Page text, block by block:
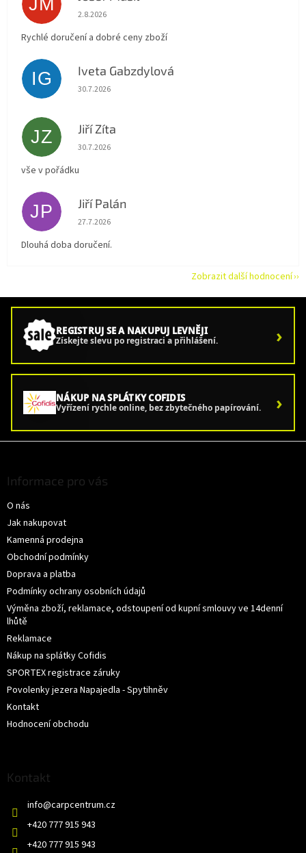
JM Hodnocení obchodu je 5 z 5 hvězdiček.
2.8.2026
Rychlé doručení a dobré ceny zboží
IG Iveta Gabzdylová
Hodnocení obchodu je 5 z 5 hvězdiček.
30.7.2026
JZ Jiří Zíta
Hodnocení obchodu je 5 z 5 hvězdiček.
30.7.2026
vše v pořádku
JP Jiří Palán
Hodnocení obchodu je 5 z 5 hvězdiček.
27.7.2026
Dlouhá doba doručení.
Zobrazit další hodnocení
REGISTRUJ SE A NAKUPUJ LEVNĚJI
Získejte slevu po registraci a přihlášení. ›
NÁKUP NA SPLÁTKY COFIDIS
Vyřízení rychle online, bez zbytečného papírování. ›
Informace pro vás
O nás
Jak nakupovat
Kamenná prodejna
Obchodní podmínky
Doprava a platba
Podmínky ochrany osobních údajů
Výměna zboží, reklamace, odstoupení od kupní smlouvy ve 14denní
lhůtě
Reklamace
Nákup na splátky Cofidis
SPORTEX registrace záruky
Povolenky jezera Napajedla - Spytihněv
Kontakt
Hodnocení obchodu
Kontakt
info@carpcentrum.cz
+420 777 915 943
+420 777 915 943